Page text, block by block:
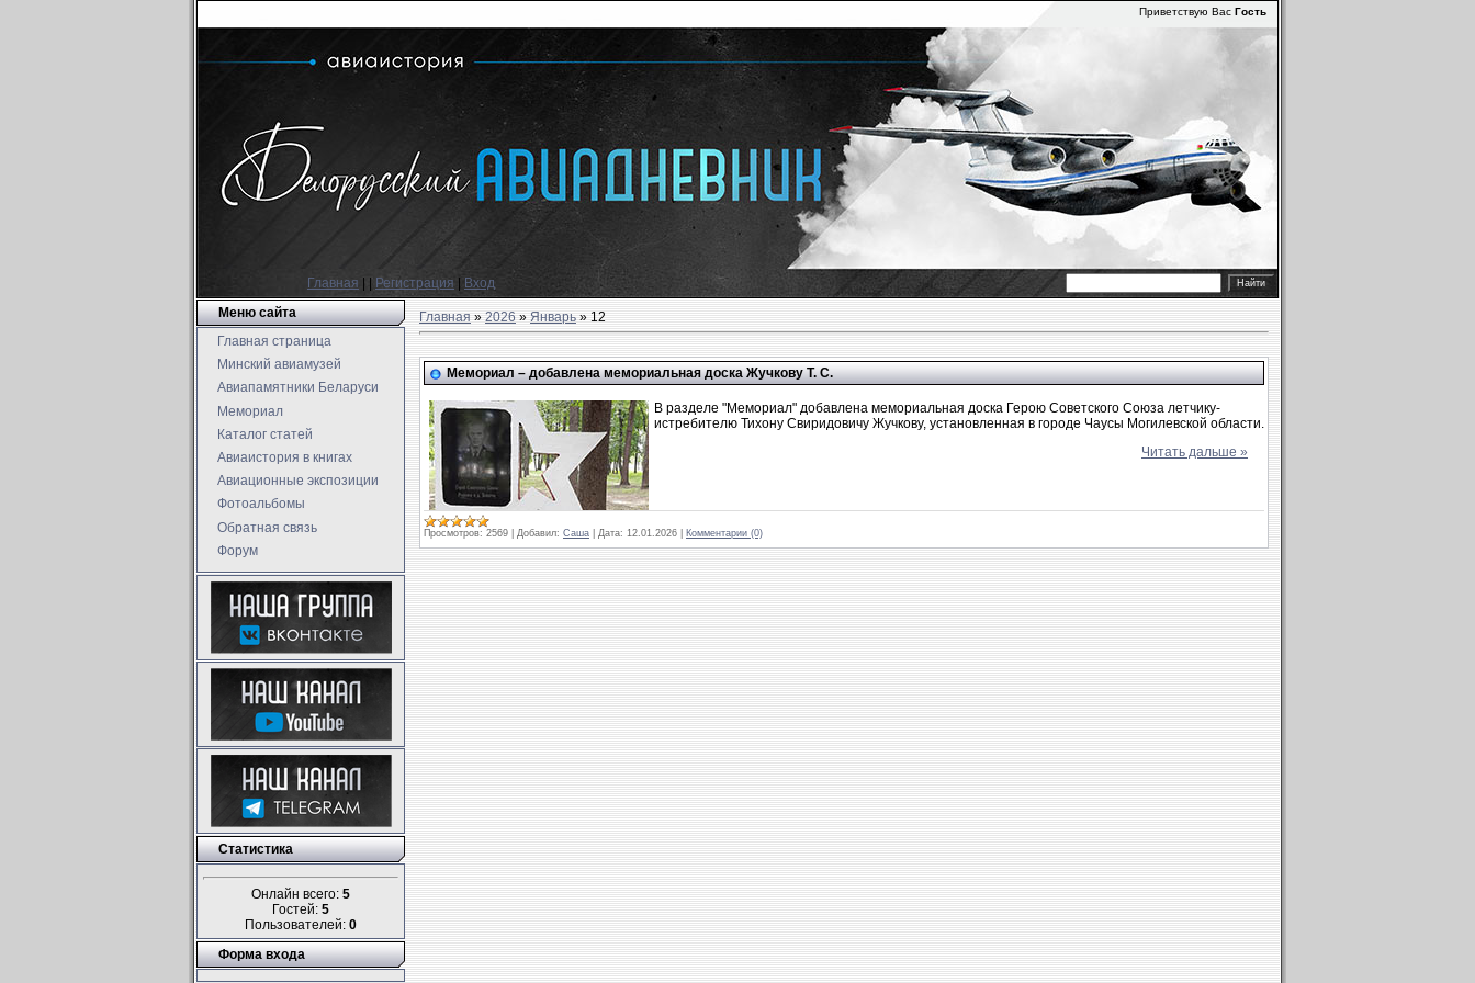
Приветствую Вас Гость
Главная Регистрация
Вход
Меню сайта
Главная страница
Минский авиамузей
Авиапамятники Беларуси
Мемориал
Каталог статей
Авиаистория в книгах
Авиационные экспозиции
Фотоальбомы
Обратная связь
Форум
Статистика
Онлайн всего: 5
Гостей: 5
Пользователей: 0
Форма входа
Главная»2026 » Январь » 12
Мемориал – добавлена мемориальная доска Жучкову Т. С.
В разделе "Мемориал" добавлена мемориальная доска Герою Советского Союза летчику-
истребителю Тихону Свиридовичу Жучкову, установленная в городе Чаусы Могилевской области.
Читать дальше »
Просмотров: 2569 Добавил: Саша Дата: 12.01.2026 Комментарии (0)